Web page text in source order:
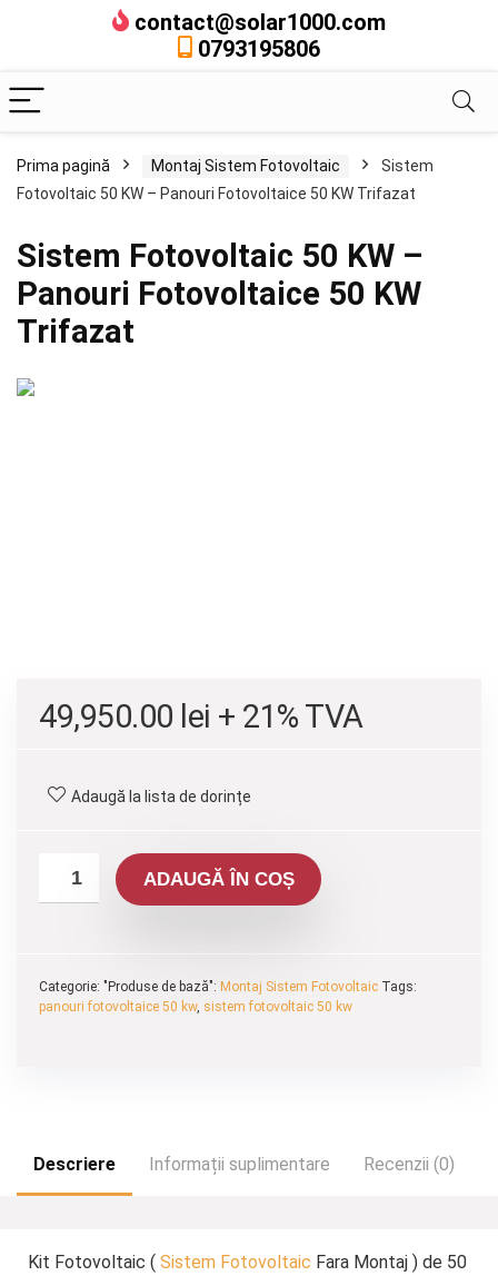
contact@solar1000.com
0793195806
Prima pagină Montaj Sistem Fotovoltaic
Sistem
Fotovoltaic 50 KW – Panouri Fotovoltaice 50 KW Trifazat
Sistem Fotovoltaic 50 KW –
Panouri Fotovoltaice 50 KW
Trifazat
49,950.00 lei + 21% TVA
Adaugă la lista de dorințe
ADAUGĂ ÎN COȘ
Categorie: "Produse de bază": Montaj Sistem Fotovoltaic Tags:
panouri fotovoltaice 50 kw, sistem fotovoltaic 50 kw
Descriere Informații suplimentare Recenzii (0)
Kit Fotovoltaic (Sistem Fotovoltaic Fara Montaj ) de 50